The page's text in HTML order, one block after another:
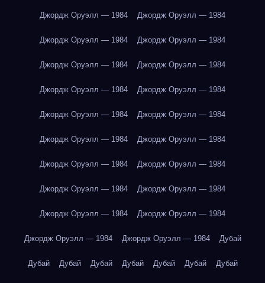
Джордж Оруэлл — 1984 Джордж Оруэлл — 1984
Джордж Оруэлл — 1984 Джордж Оруэлл — 1984
Джордж Оруэлл — 1984 Джордж Оруэлл — 1984
Джордж Оруэлл — 1984 Джордж Оруэлл — 1984
Джордж Оруэлл — 1984 Джордж Оруэлл — 1984
Джордж Оруэлл — 1984 Джордж Оруэлл — 1984
Джордж Оруэлл — 1984 Джордж Оруэлл — 1984
Джордж Оруэлл — 1984 Джордж Оруэлл — 1984
Джордж Оруэлл — 1984 Джордж Оруэлл — 1984
Джордж Оруэлл — 1984 Джордж Оруэлл — 1984 Дубай
Дубай Дубай Дубай Дубай Дубай Дубай Дубай